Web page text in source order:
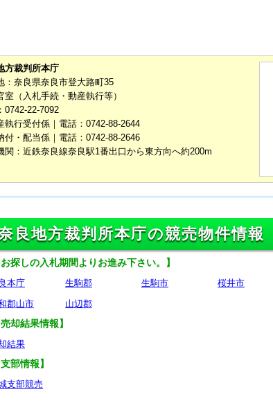
方裁判所本庁
：奈良県奈良市登大路町35
室（入札手続・動産執行等）
0742-22-7092
執行受付係｜電話：0742-88-2644
付・配当係｜電話：0742-88-2646
関：近鉄奈良線奈良駅1番出口から東方向へ約200m
良地方裁判所本庁の競売物件情報
お探しの入札期間よりお進み下さい。】
本庁 生駒郡 生駒市 桜井市
郡山市
山辺郡
売却結果情報】
結果
支部情報】
支部競売